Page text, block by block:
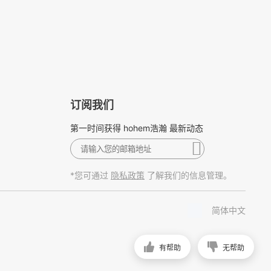
有帮助 无帮助
订阅我们
第一时间获得 hohem浩瀚 最新动态
*您可通过 隐私政策 了解我们的信息管理。
简体中文